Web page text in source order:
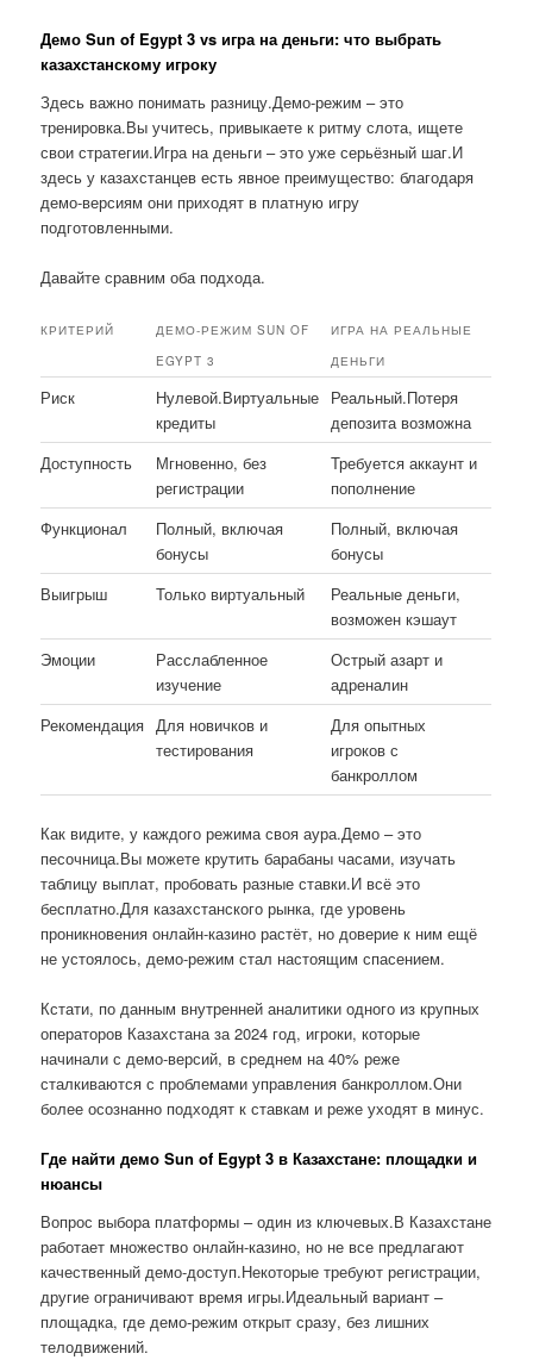
Демо Sun of Egypt 3 vs игра на деньги: что выбрать
казахстанскому игроку
Здесь важно понимать разницу.Демо-режим – это
тренировка.Вы учитесь, привыкаете к ритму слота, ищете
свои стратегии.Игра на деньги – это уже серьёзный шаг.И
здесь у казахстанцев есть явное преимущество: благодаря
демо-версиям они приходят в платную игру
подготовленными.
Давайте сравним оба подхода.
КРИТЕРИЙ
ДЕМО-РЕЖИМ SUN OF
EGYPT 3
ИГРА НА РЕАЛЬНЫЕ
ДЕНЬГИ
Риск
Нулевой.Виртуальные
кредиты
Реальный.Потеря
депозита возможна
Доступность
Мгновенно, без
регистрации
Требуется аккаунт и
пополнение
Функционал
Полный, включая
бонусы
Полный, включая
бонусы
Выигрыш
Только виртуальный
Реальные деньги,
возможен кэшаут
Эмоции
Расслабленное
изучение
Острый азарт и
адреналин
Рекомендация Для новичков и
тестирования
Для опытных
игроков с
банкроллом
Как видите, у каждого режима своя аура.Демо – это
песочница.Вы можете крутить барабаны часами, изучать
таблицу выплат, пробовать разные ставки.И всё это
бесплатно.Для казахстанского рынка, где уровень
проникновения онлайн-казино растёт, но доверие к ним ещё
не устоялось, демо-режим стал настоящим спасением.
Кстати, по данным внутренней аналитики одного из крупных
операторов Казахстана за 2024 год, игроки, которые
начинали с демо-версий, в среднем на 40% реже
сталкиваются с проблемами управления банкроллом.Они
более осознанно подходят к ставкам и реже уходят в минус.
Где найти демо Sun of Egypt 3 в Казахстане: площадки и
нюансы
Вопрос выбора платформы – один из ключевых.В Казахстане
работает множество онлайн-казино, но не все предлагают
качественный демо-доступ.Некоторые требуют регистрации,
другие ограничивают время игры.Идеальный вариант –
площадка, где демо-режим открыт сразу, без лишних
телодвижений.